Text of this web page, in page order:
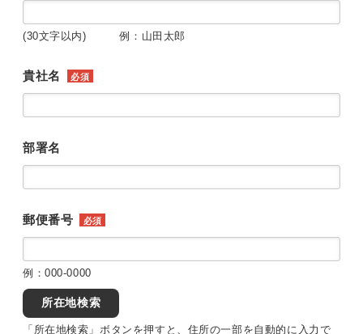
(30文字以内) 例：山田太郎
貴社名 必須
部署名
郵便番号 必須
例：000-0000
所在地検索
「所在地検索」ボタンを押すと、住所の一部を自動的に入力で